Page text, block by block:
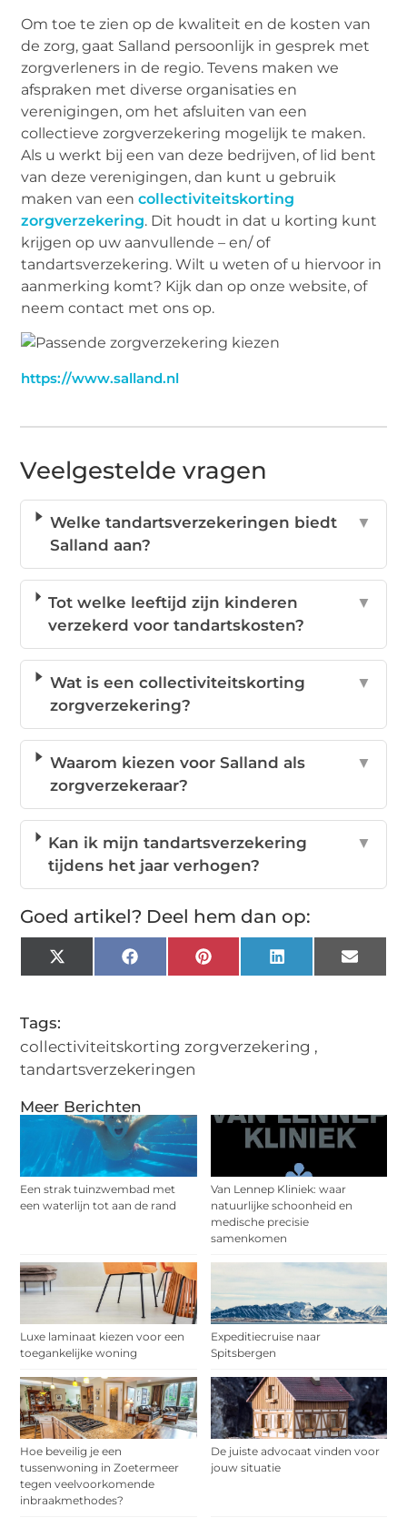
Meer Berichten
Een strak tuinzwembad met
een waterlijn tot aan de rand
Van Lennep Kliniek: waar
natuurlijke schoonheid en
medische precisie
samenkomen
Luxe laminaat kiezen voor een
toegankelijke woning
Expeditiecruise naar
Spitsbergen
Hoe beveilig je een
tussenwoning in Zoetermeer
tegen veelvoorkomende
inbraakmethodes?
De juiste advocaat vinden voor
jouw situatie
Om toe te zien op de kwaliteit en de kosten van
de zorg, gaat Salland persoonlijk in gesprek met
zorgverleners in de regio. Tevens maken we
afspraken met diverse organisaties en
verenigingen, om het afsluiten van een
collectieve zorgverzekering mogelijk te maken.
Als u werkt bij een van deze bedrijven, of lid bent
van deze verenigingen, dan kunt u gebruik
maken van eencollectiviteitskorting
zorgverzekering. Dit houdt in dat u korting kunt
krijgen op uw aanvullende – en/ of
tandartsverzekering. Wilt u weten of u hiervoor in
aanmerking komt? Kijk dan op onze website, of
neem contact met ons op.
https://www.salland.nl
Veelgestelde vragen
Welke tandartsverzekeringen biedt
Salland aan?
▼
Tot welke leeftijd zijn kinderen
verzekerd voor tandartskosten?
▼
Wat is een collectiviteitskorting
zorgverzekering?
▼
Waarom kiezen voor Salland als
zorgverzekeraar?
▼
Kan ik mijn tandartsverzekering
tijdens het jaar verhogen?
▼
Goed artikel? Deel hem dan op:
X
(Twitter)
FacebookPinterestLinkedInEmail
Tags:
collectiviteitskorting zorgverzekering ,
tandartsverzekeringen